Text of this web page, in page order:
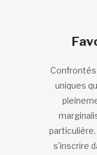
uniques
s’inscrire